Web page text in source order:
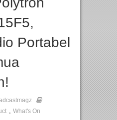
Portabel
, What's On